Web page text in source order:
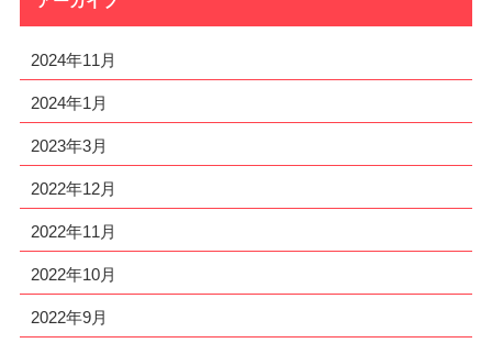
2024年11月
2024年1月
2023年3月
2022年12月
2022年11月
2022年10月
2022年9月